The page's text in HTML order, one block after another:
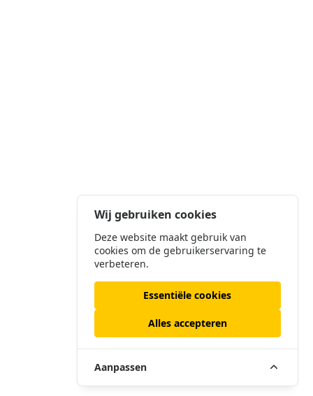
Wij gebruiken cookies
Deze website maakt gebruik van
cookies om de gebruikerservaring te
verbeteren.
Essentiële cookies
Alles accepteren
Aanpassen